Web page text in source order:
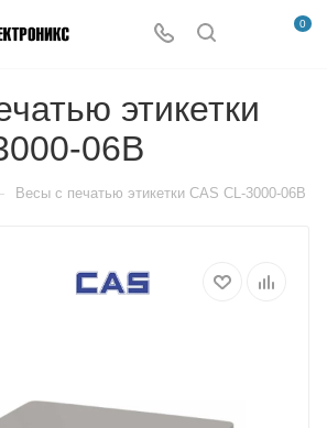
0
этикетки
06B
Весы с печатью этикетки CAS CL-3000-06B